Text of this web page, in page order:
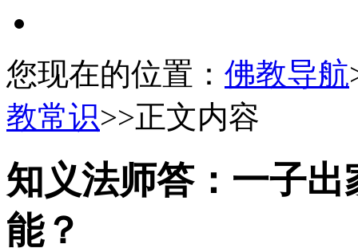
您现在的位置： 佛教导航
教常识>>正文内容
知义法师答：一子
能？